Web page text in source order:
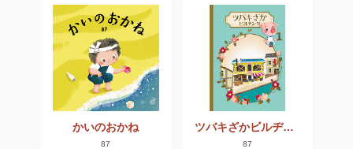
かいのおかね
87
ツバキざかビルヂング1
87